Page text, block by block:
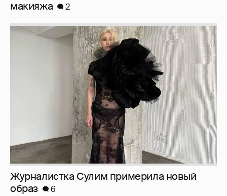
макияжа
2
Журналистка Сулим примерила новый
образ
6